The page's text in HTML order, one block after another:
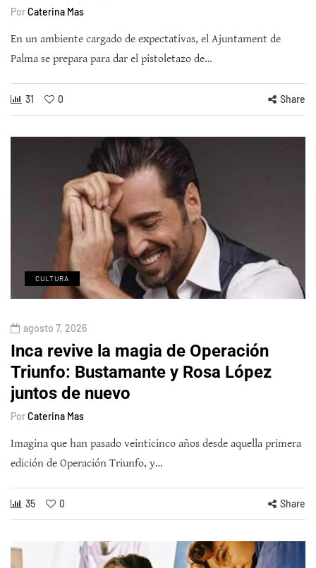
PorCaterina Mas
En un ambiente cargado de expectativas, el Ajuntament de
Palma se prepara para dar el pistoletazo de…
31 0 Share
CULTURA
agosto 7, 2026
Inca revive la magia de Operación
Triunfo: Bustamante y Rosa López
juntos de nuevo
PorCaterina Mas
Imagina que han pasado veinticinco años desde aquella primera
edición de Operación Triunfo, y…
35 0 Share